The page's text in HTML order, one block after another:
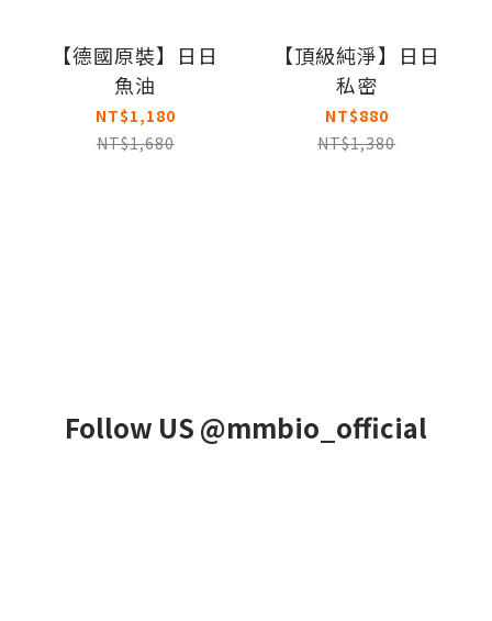
【德國原裝】日日
魚油
NT$1,180
NT$1,680
【頂級純淨】日日
私密
NT$880
NT$1,380
Follow US @mmbio_official